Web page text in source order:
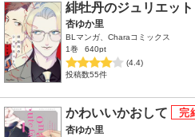
緋牡丹のジュリエット
杏ゆか里
BLマンガ、Charaコミックス
1巻
640pt
(4.4)
投稿数55件
かわいいかおして
杏ゆか里